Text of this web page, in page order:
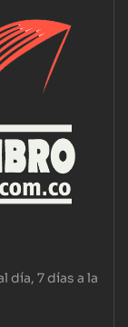
día, 7 días a la